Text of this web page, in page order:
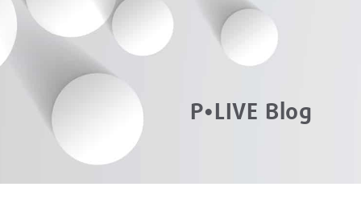
P•LIVE Blog